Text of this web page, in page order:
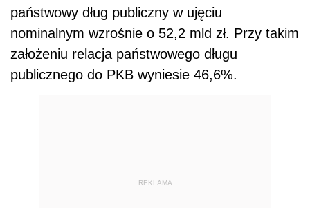
państwowy dług publiczny w ujęciu
nominalnym wzrośnie o 52,2 mld zł. Przy takim
założeniu relacja państwowego długu
publicznego do PKB wyniesie 46,6%.
REKLAMA